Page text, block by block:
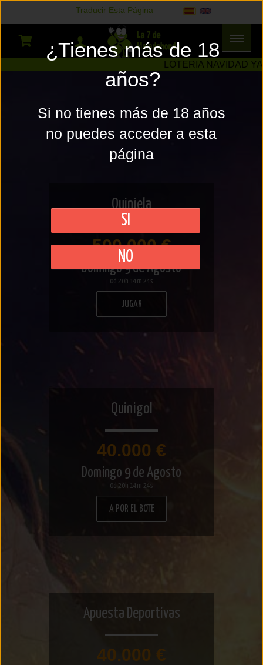
Apuestas
Deportivas
LOTERIA NAVIDAD YA
Quiniela
500.000 €
Domingo 9 de Agosto
0d 20h 14m 24s
JUGAR
Quinigol
40.000 €
Domingo 9 de Agosto
0d 20h 14m 24s
A POR EL BOTE
Apuesta Deportivas
40.000 €
Traducir Esta Página Select Language
¿Tienes más de 18
años?
Si no tienes más de 18 años
no puedes acceder a esta
página
SI
NO